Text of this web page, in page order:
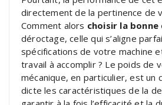
directement de la pertinence de
Comment alors choisir la bonne
déroctage, celle qui s’aligne
spécifications de votre machine
travail à accomplir ? Le poids de
mécanique, en particulier, est un
dicte les caractéristiques de la